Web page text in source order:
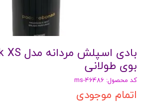
بوی طولانی
کد محصول: ms-46486
اتمام موجودی